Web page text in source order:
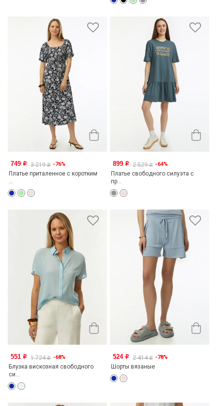
749 o 3 219o -76%
Платье приталенное с коротким
...
899 o 2 529o -64%
Платье свободного силуэта с
пр...
551 o 1 724o -68%
Блузка вискозная свободного
си...
524 o 2 414o -78%
Шорты вязаные